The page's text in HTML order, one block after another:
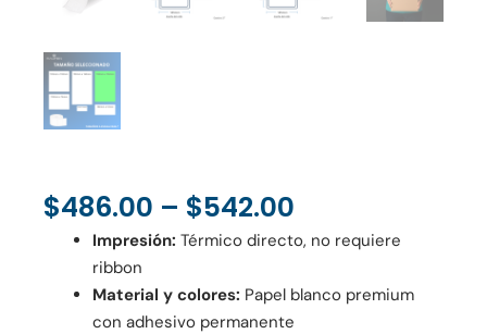
$486.00 – $542.00
Range:
Through
Impresión: Térmico directo, no requiere
ribbon
Material y colores: Papel blanco premium
con adhesivo permanente